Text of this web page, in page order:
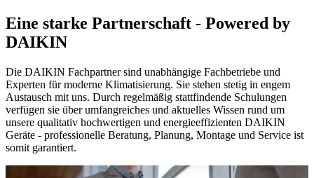
Eine starke Partnerschaft - Powered by
DAIKIN
Die DAIKIN Fachpartner sind unabhängige Fachbetriebe und
Experten für moderne Klimatisierung. Sie stehen stetig in engem
Austausch mit uns. Durch regelmäßig stattfindende Schulungen
verfügen sie über umfangreiches und aktuelles Wissen rund um
unsere qualitativ hochwertigen und energieeffizienten DAIKIN
Geräte - professionelle Beratung, Planung, Montage und Service ist
somit garantiert.